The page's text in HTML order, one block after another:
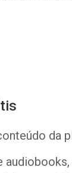
da
Whatsapp